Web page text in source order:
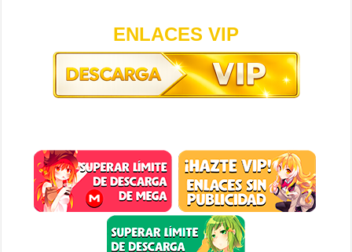
ENLACES VIP